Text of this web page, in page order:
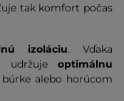
tak komfort počas
izoláciu. Vďaka
udržuje optimálnu
alebo horúcom